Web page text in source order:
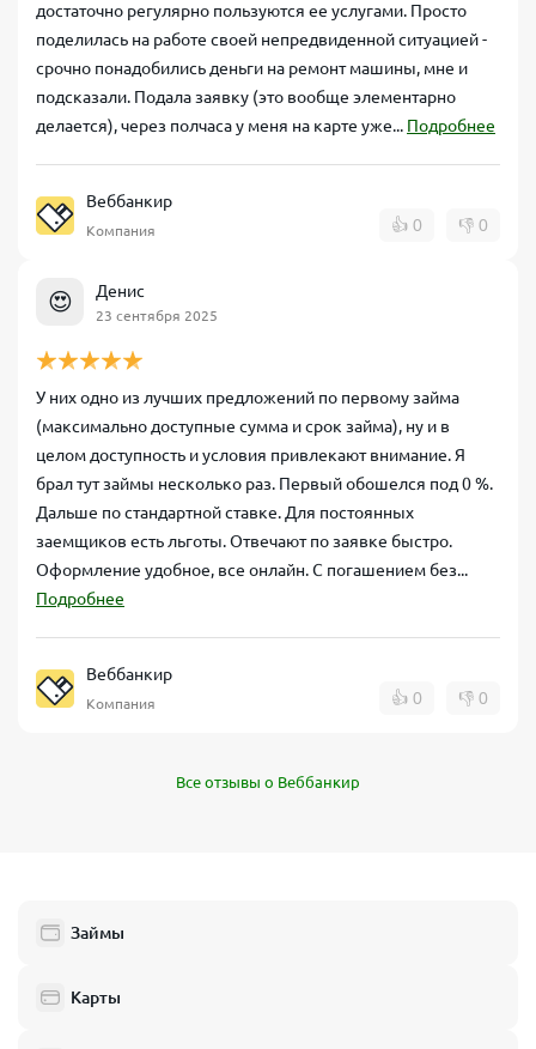
достаточно регулярно пользуются ее услугами. Просто
поделилась на работе своей непредвиденной ситуацией -
срочно понадобились деньги на ремонт машины, мне и
подсказали. Подала заявку (это вообще элементарно
делается), через полчаса у меня на карте уже... Подробнее
Веббанкир
Компания 👍 0 👎 0
😍 Денис
23 сентября 2025
У них одно из лучших предложений по первому займа
(максимально доступные сумма и срок займа), ну и в
целом доступность и условия привлекают внимание. Я
брал тут займы несколько раз. Первый обошелся под 0 %.
Дальше по стандартной ставке. Для постоянных
заемщиков есть льготы. Отвечают по заявке быстро.
Оформление удобное, все онлайн. С погашением без...
Подробнее
Веббанкир
Компания 👍 0 👎 0
Все отзывы о Веббанкир
Займы
Карты